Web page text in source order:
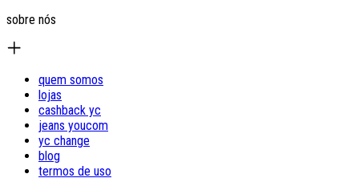
sobre nós
quem somos
lojas
cashback yc
jeans youcom
yc change
blog
termos de uso